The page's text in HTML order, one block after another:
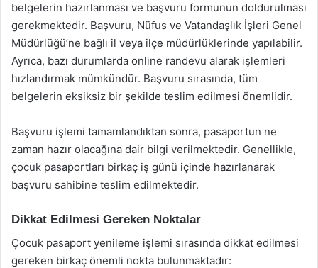
belgelerin hazırlanması ve başvuru formunun doldurulması
gerekmektedir. Başvuru, Nüfus ve Vatandaşlık İşleri Genel
Müdürlüğü’ne bağlı il veya ilçe müdürlüklerinde yapılabilir.
Ayrıca, bazı durumlarda online randevu alarak işlemleri
hızlandırmak mümkündür. Başvuru sırasında, tüm
belgelerin eksiksiz bir şekilde teslim edilmesi önemlidir.
Başvuru işlemi tamamlandıktan sonra, pasaportun ne
zaman hazır olacağına dair bilgi verilmektedir. Genellikle,
çocuk pasaportları birkaç iş günü içinde hazırlanarak
başvuru sahibine teslim edilmektedir.
Dikkat Edilmesi Gereken Noktalar
Çocuk pasaport yenileme işlemi sırasında dikkat edilmesi
gereken birkaç önemli nokta bulunmaktadır: